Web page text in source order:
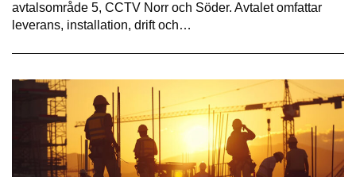
avtalsområde 5, CCTV Norr och Söder. Avtalet omfattar
leverans, installation, drift och…